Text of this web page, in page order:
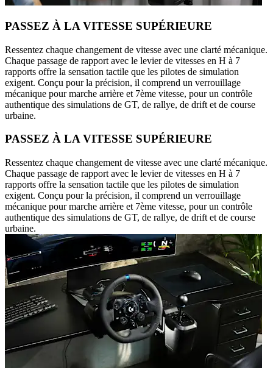
PASSEZ À LA VITESSE SUPÉRIEURE
Ressentez chaque changement de vitesse avec une clarté mécanique.
Chaque passage de rapport avec le levier de vitesses en H à 7
rapports offre la sensation tactile que les pilotes de simulation
exigent. Conçu pour la précision, il comprend un verrouillage
mécanique pour marche arrière et 7ème vitesse, pour un contrôle
authentique des simulations de GT, de rallye, de drift et de course
urbaine.
PASSEZ À LA VITESSE SUPÉRIEURE
Ressentez chaque changement de vitesse avec une clarté mécanique.
Chaque passage de rapport avec le levier de vitesses en H à 7
rapports offre la sensation tactile que les pilotes de simulation
exigent. Conçu pour la précision, il comprend un verrouillage
mécanique pour marche arrière et 7ème vitesse, pour un contrôle
authentique des simulations de GT, de rallye, de drift et de course
urbaine.